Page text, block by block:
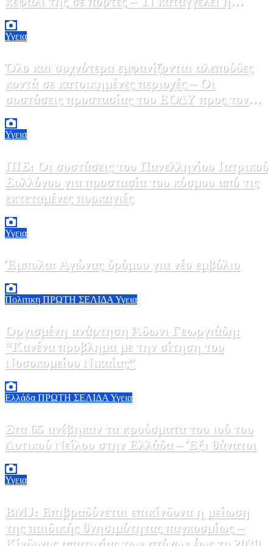
ΠΟΕΔΗΝ
Υγεια
Όλο και συχνότερα εμφανίζονται αλεπούδες
κοντά σε κατοικημένες περιοχές – Οι
συστάσεις προστασίας του ΕΟΔΥ προς τον
κόσμο
Υγεια
ΠΙΣ: Οι συστάσεις του Πανελληνίου Ιατρικού
Συλλόγου για προστασία του κόσμου από τις
εκτεταμένες πυρκαγιές
Υγεια
Έμπολα: Αγώνας δρόμου για νέο εμβόλιο
Πολιτικη ΠΡΩΤΗ ΣΕΛΙΔΑ Υγεια
Οργισμένη ανάρτηση Άδωνι Γεωργιάδη:
“Κανένα προβλημα με την σίτηση του
Νοσοκομείου Νικαίας”
Ελλάδα ΠΡΩΤΗ ΣΕΛΙΔΑ Υγεια
Στα 65 ανέβηκαν τα κρούσματα του ιού του
Δυτικού Νείλου στην Ελλάδα – Έξι θάνατοι
Υγεια
BMJ: Επιβραδύνεται επικίνδυνα η μείωση
της παιδικής θνησιμότητας παγκοσμίως –